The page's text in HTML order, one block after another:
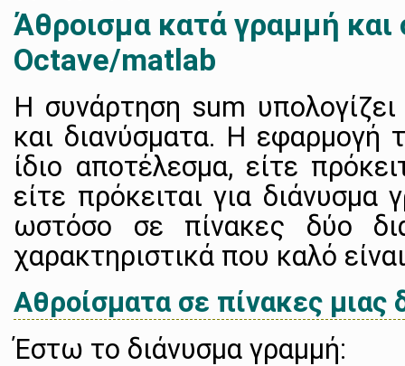
Άθροισμα κατά γραμμή και
Octave/matlab
Η συνάρτηση sum
και διανύσματα. Η εφαρμογή
ίδιο αποτέλεσμα, είτε
είτε πρόκειται για
ωστόσο σε πίνακες δύο
χαρακτηριστικά που καλό
Αθροίσματα σε πίνακες μιας
Έστω το διάνυσμα γραμμή: